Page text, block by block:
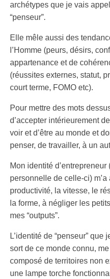
archétypes que je vais
“penseur”.
Elle mêle aussi des
l’Homme (peurs, désirs,
appartenance et de
(réussites externes, statut,
court terme, FOMO etc).
Pour mettre des mots
d’accepter intérieurement
voir et d’être au monde et
penser, de travailler, à un
Mon identité
personnelle de celle-ci)
productivité, la vitesse, le
la forme, à négliger les
mes “outputs”.
L’identité de “penseur”
sort de ce monde connu,
composé de territoires non
une lampe torche